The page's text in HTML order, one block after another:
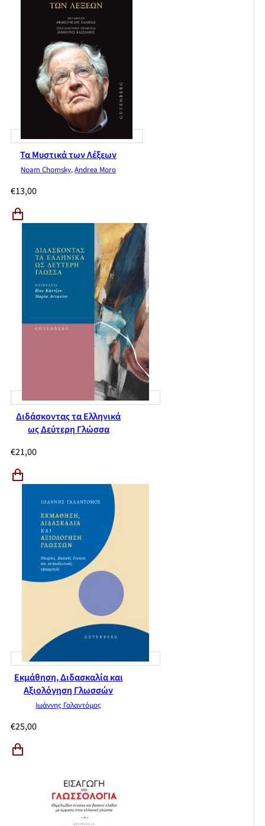
Τα Μυστικά των Λέξεων
Noam Chomsky,Andrea Moro
€13,00
Διδάσκοντας τα Ελληνικά
ως Δεύτερη Γλώσσα
€21,00
Εκμάθηση, Διδασκαλία και
Αξιολόγηση Γλωσσών
Ιωάννης Γαλαντόμος
€25,00